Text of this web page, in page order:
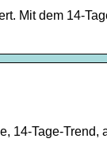
Mit dem 14-
14-Tage-Trend,